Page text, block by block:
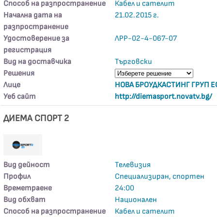
Способ на разпространение
Кабел и сателит
Начална дата на
разпространение
21.02.2015 г.
Удостоверение за
регистрация
ЛРР-02-4-067-07
Вид на доставчика
Търговски
Решения
Лице
НОВА БРОУДКАСТИНГ ГРУП
Уеб сайт
http://diemasport.novatv.bg/
ДИЕМА СПОРТ 2
Вид дейност
Телевизия
Профил
Специализиран, спортен
Времетраене
24:00
Вид обхват
Национален
Способ на разпространение
Кабел и сателит